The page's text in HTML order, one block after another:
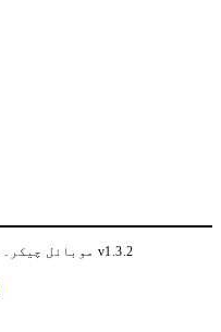
© 2026 WhatsApp موبائل چیکر۔ جملہ حقوق محفوظ ہیں۔v1.3.2